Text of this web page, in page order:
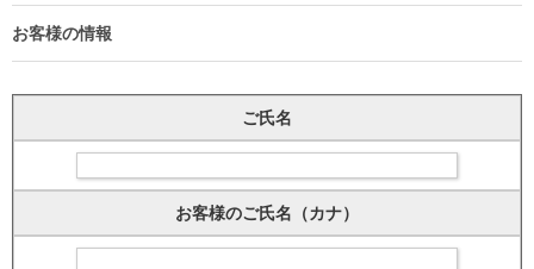
お客様の情報
ご氏名
お客様のご氏名（カナ）